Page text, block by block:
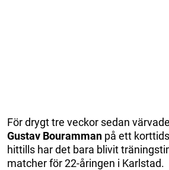
För drygt tre veckor sedan
Gustav Bouramman på ett
hittills har det bara blivit
matcher för 22-åringen i Karlstad.